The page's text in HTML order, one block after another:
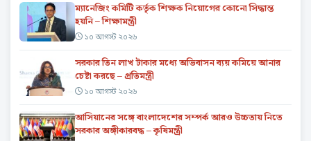
ম্যানেজিং কমিটি কর্তৃক শিক্ষক নিয়োগের কোনো সিদ্ধান্ত
হয়নি – শিক্ষামন্ত্রী
১০ আগস্ট ২০২৬
সরকার তিন লাখ টাকার মধ্যে অভিবাসন ব্যয় কমিয়ে আনার
চেষ্টা করছে – প্রতিমন্ত্রী
১০ আগস্ট ২০২৬
আসিয়ানের সঙ্গে বাংলাদেশের সম্পর্ক আরও উচ্চতায় নিতে
সরকার অঙ্গীকারবদ্ধ – কৃষিমন্ত্রী